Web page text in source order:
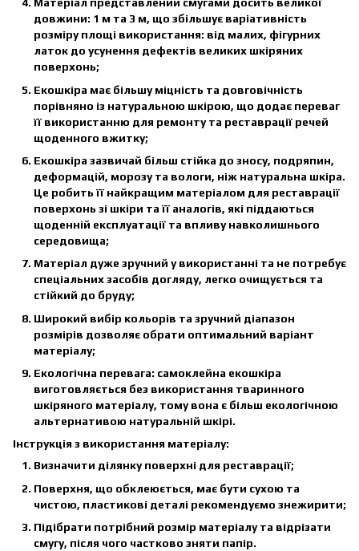
довжини: 1 м та 3 м, що збільшує варіативність
розміру площі використання: від малих, фігурних
латок до усунення дефектів великих шкіряних
поверхонь;
Екошкіра має більшу міцність та довговічність
порівняно із натуральною шкірою, що додає переваг
її використанню для ремонту та реставрації речей
щоденного вжитку;
Екошкіра зазвичай більш стійка до зносу, подряпин,
деформацій, морозу та вологи, ніж натуральна шкіра.
Це робить її найкращим матеріалом для реставрації
поверхонь зі шкіри та її аналогів, які піддаються
щоденній експлуатації та впливу навколишнього
середовища;
Матеріал дуже зручний у використанні та не потребує
спеціальних засобів догляду, легко очищується та
стійкий до бруду;
Широкий вибір кольорів та зручний діапазон
розмірів дозволяє обрати оптимальний варіант
матеріалу;
Екологічна перевага: самоклейна екошкіра
виготовляється без використання тваринного
шкіряного матеріалу, тому вона є більш екологічною
альтернативою натуральній шкірі.
Інструкція з використання матеріалу:
Визначити ділянку поверхні для реставрації;
Поверхня, що обклеюється, має бути сухою та
чистою, пластикові деталі рекомендуємо знежирити;
Підібрати потрібний розмір матеріалу та відрізати
смугу, після чого частково зняти папір.